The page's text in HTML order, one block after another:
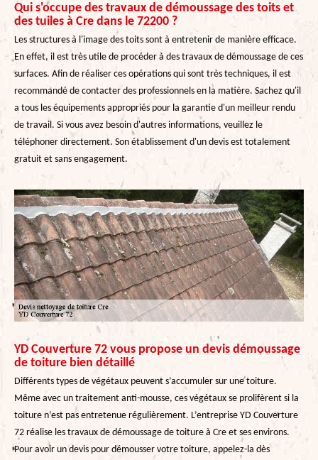
Qui s'occupe des travaux de démoussage des toits et
des tuiles à Cre dans le 72200 ?
Les structures à l'image des toits sont à entretenir de manière efficace.
En effet, il est très utile de procéder à des travaux de démoussage de ces
surfaces. Afin de réaliser ces opérations qui sont très techniques, il est
recommandé de contacter des professionnels en la matière. Sachez qu'il
a tous les équipements appropriés pour la garantie d'un meilleur rendu
de travail. Si vous avez besoin d'autres informations, veuillez le
téléphoner directement. Son établissement d'un devis est totalement
gratuit et sans engagement.
YD Couverture 72 vous propose un devis démoussage
de toiture bien détaillé
Différents types de végétaux peuvent s’accumuler sur une toiture.
Même avec un traitement anti-mousse, ces végétaux se prolifèrent si la
toiture n’est pas entretenue régulièrement. L’entreprise YD Couverture
72 réalise les travaux de démoussage de toiture à Cre et ses environs.
Pour avoir un devis pour démousser votre toiture, appelez-la dès